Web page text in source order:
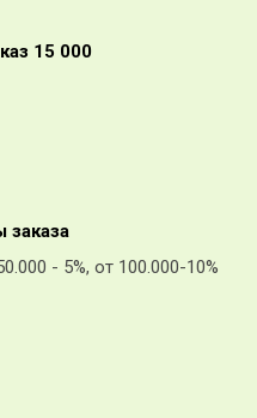
15 000
заказа
- 5%, от 100.000-10%